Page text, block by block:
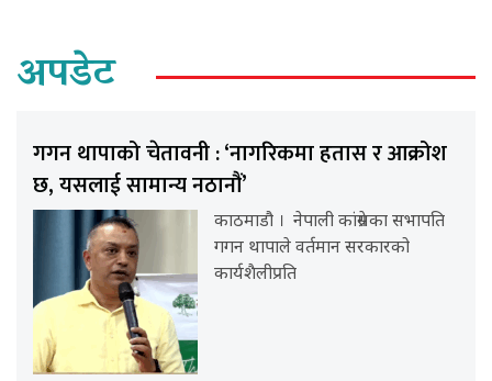
अपडेट
गगन थापाको चेतावनी : ‘नागरिकमा हतास र आक्रोश
छ, यसलाई सामान्य नठानौं’
काठमाडौ । नेपाली कांग्रेसका सभापति
गगन थापाले वर्तमान सरकारको
कार्यशैलीप्रति